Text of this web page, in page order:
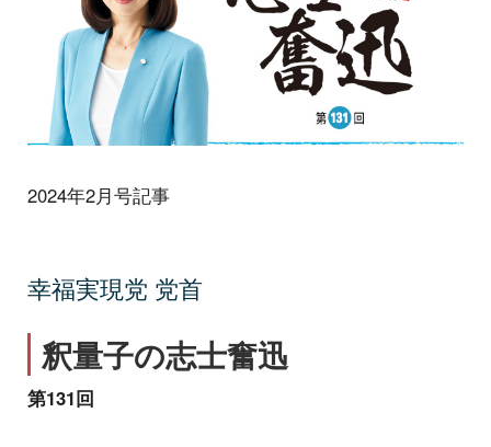
2024年2月号記事
幸福実現党 党首
釈量子の志士奮迅
第131回